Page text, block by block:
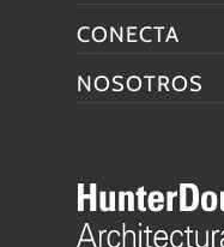
CONECTA
NOSOTROS